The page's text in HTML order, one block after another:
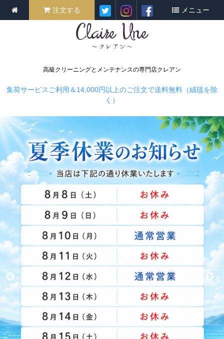
高級クリーニングとメンテナンスの専門店クレアン
注文する メニュー
集荷サービスご利用＆14,000円以上のご注文で送料無料（絨毯を除
く）
< >